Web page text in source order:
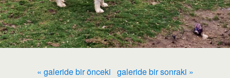
« galeride bir önceki galeride bir sonraki »